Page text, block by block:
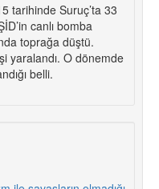
tarihinde Suruç’ta 33
canlı bomba
toprağa düştü.
yaralandı. O dönemde
belli.